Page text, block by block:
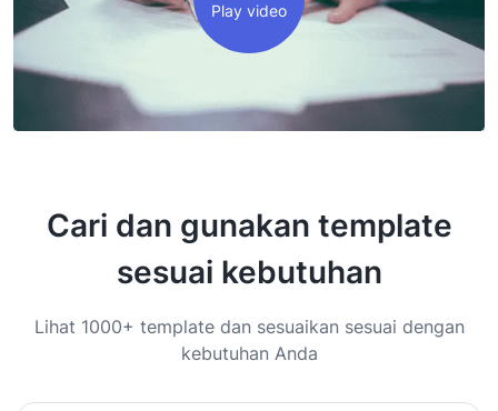
Play video
Cari dan gunakan template
sesuai kebutuhan
Lihat 1000+ template dan sesuaikan sesuai dengan
kebutuhan Anda